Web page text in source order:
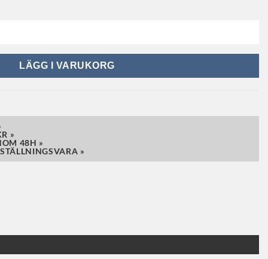
Ext) mängd
LÄGG I VARUKORG
»
48H »
»